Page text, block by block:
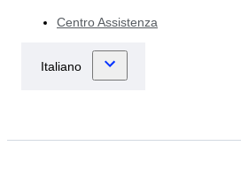
Centro Assistenza